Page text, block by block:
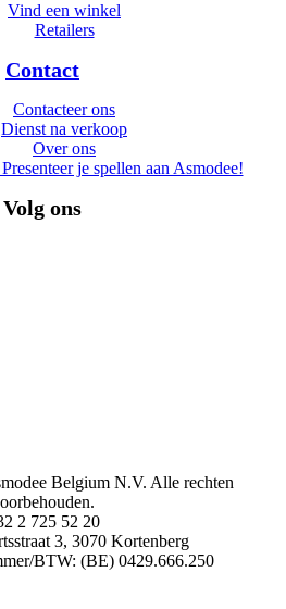
Vind een winkel
Retailers
Contact
Contacteer ons
Dienst na verkoop
Over ons
je spellen aan Asmodee!
Volg ons
Belgium N.V. Alle rechten
2 725 52 20
3, 3070 Kortenberg
BTW: (BE) 0429.666.250